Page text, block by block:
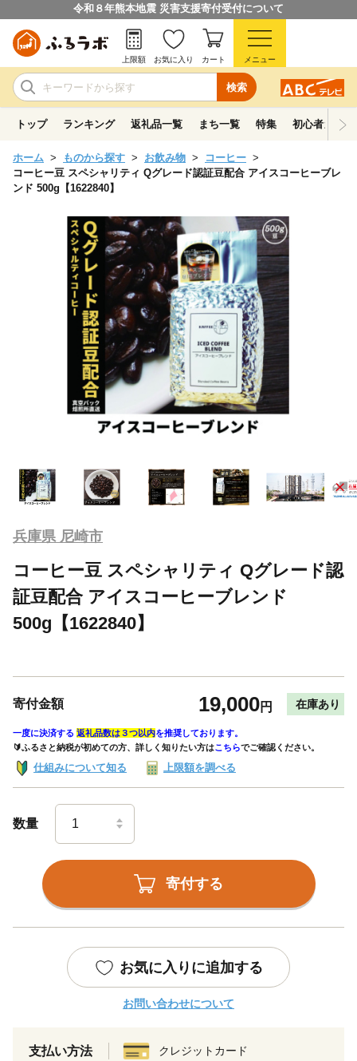
令和８年熊本地震 災害支援寄付受付について
検索
上限額 お気に入り カート メニュー
トップ ランキング 返礼品一覧 まち一覧 特集 初心者ガイド
ホーム ものから探す お飲み物
コーヒー
コーヒー豆 スペシャリティ Qグレード認証豆配合 アイスコーヒーブレ
ンド 500g【1622840】
兵庫県 尼崎市
コーヒー豆 スペシャリティ Qグレード認
証豆配合 アイスコーヒーブレンド
500g【1622840】
寄付金額 19,000円 在庫あり
一度に決済する 返礼品数は３つ以内を推奨しております。
🔰ふるさと納税が初めての方、詳しく知りたい方はこちらでご確認ください。
仕組みについて知る 上限額を調べる
数量
寄付する
お気に入りに追加する
お問い合わせについて
支払い方法 クレジットカード